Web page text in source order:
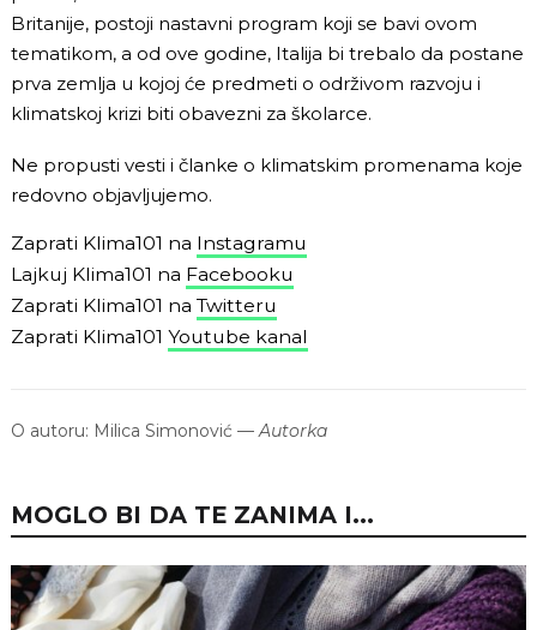
Britanije, postoji nastavni program koji se bavi ovom
tematikom, a od ove godine, Italija bi trebalo da postane
prva zemlja u kojoj će predmeti o održivom razvoju i
klimatskoj krizi biti obavezni za školarce.
Ne propusti vesti i članke o klimatskim promenama koje
redovno objavljujemo.
Zaprati Klima101 na Instagramu
Lajkuj Klima101 na Facebooku
Zaprati Klima101 na Twitteru
Zaprati Klima101 Youtube kanal
O autoru: Milica Simonović —Autorka
MOGLO BI DA TE ZANIMA I...